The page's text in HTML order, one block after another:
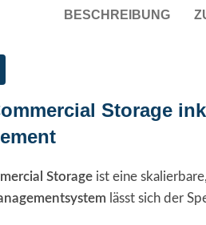
BESCHREIBUNG
Storage
Storage ist eine
lässt sich der